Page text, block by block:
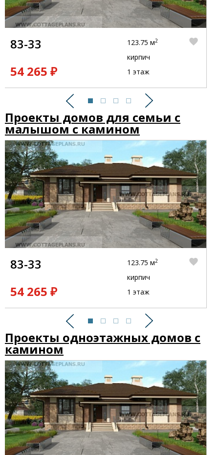
Предыдущий Следующий
83-33
54 265 ₽
123.75 м2
кирпич
1 этаж
Проекты домов для семьи с
малышом с камином
Предыдущий Следующий
83-33
54 265 ₽
123.75 м2
кирпич
1 этаж
Проекты одноэтажных домов с
камином